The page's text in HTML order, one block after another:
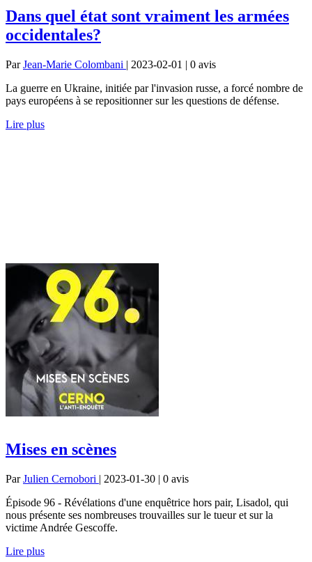
Dans quel état sont vraiment les armées
occidentales?
ParJean-Marie Colombani | 2023-02-01 | 0 avis
La guerre en Ukraine, initiée par l'invasion russe, a forcé nombre de
pays européens à se repositionner sur les questions de défense.
Lire plus
Mises en scènes
ParJulien Cernobori | 2023-01-30 | 0 avis
Épisode 96 - Révélations d'une enquêtrice hors pair, Lisadol, qui
nous présente ses nombreuses trouvailles sur le tueur et sur la
victime Andrée Gescoffe.
Lire plus